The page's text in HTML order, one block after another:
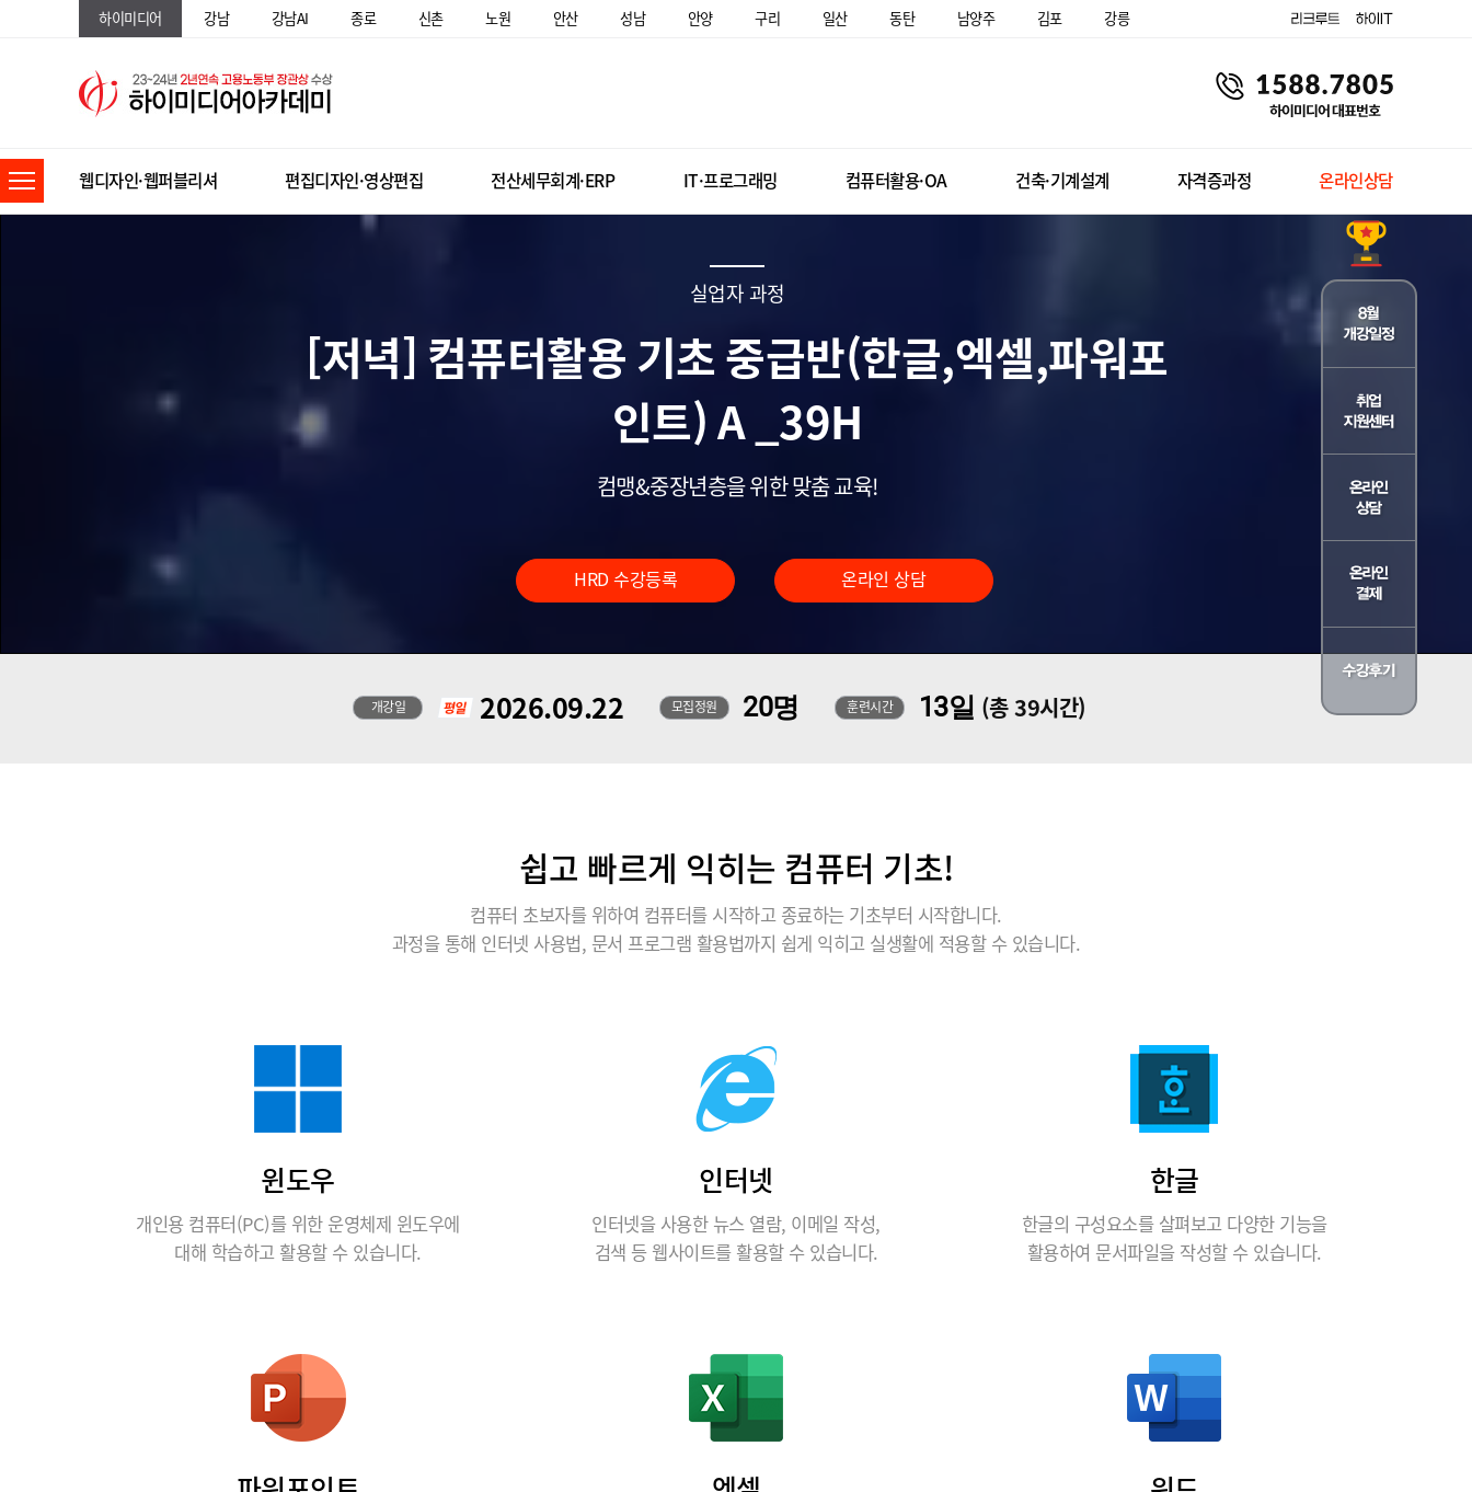
하이미디어 강남 강남AI 종로 신촌 노원 안산 성남 안양 구리 일산 동탄 남양주 김포 강릉
웹디자인·웹퍼블리셔 편집디자인·영상편집 전산세무회계·ERP IT·프로그래밍 컴퓨터활용·OA 건축·기계설계 자격증과정 온라인상담
실업자 과정
[저녁] 컴퓨터활용 기초 중급반(한글,엑셀,파워포
인트) A _39H
컴맹&중장년층을 위한 맞춤 교육!
HRD 수강등록 온라인 상담
개강일 2026.09.22 모집정원 20명 훈련시간 13일 (총 39시간)
쉽고 빠르게 익히는 컴퓨터 기초!
컴퓨터 초보자를 위하여 컴퓨터를 시작하고 종료하는 기초부터 시작합니다.
과정을 통해 인터넷 사용법, 문서 프로그램 활용법까지 쉽게 익히고 실생활에 적용할 수 있습니다.
윈도우
개인용 컴퓨터(PC)를 위한 운영체제 윈도우에
대해 학습하고 활용할 수 있습니다.
인터넷
인터넷을 사용한 뉴스 열람, 이메일 작성,
검색 등 웹사이트를 활용할 수 있습니다.
한글
한글의 구성요소를 살펴보고 다양한 기능을
활용하여 문서파일을 작성할 수 있습니다.